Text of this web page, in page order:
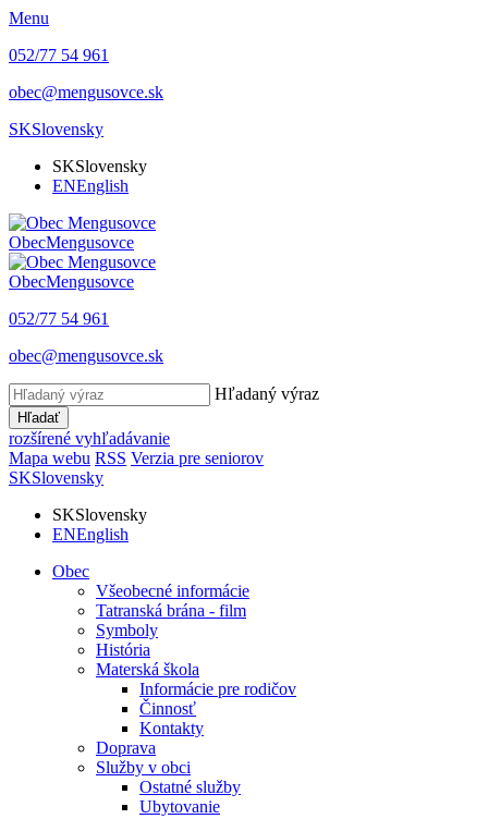
Menu
052/77 54 961
obec@mengusovce.sk
SKSlovensky
SKSlovensky
ENEnglish
ObecMengusovce
ObecMengusovce
052/77 54 961
obec@mengusovce.sk
Hľadaný výraz
Hľadať
rozšírené vyhľadávanie
Mapa webu RSS Verzia pre seniorov
SKSlovensky
SKSlovensky
ENEnglish
Obec
Všeobecné informácie
Tatranská brána - film
Symboly
História
Materská škola
Informácie pre rodičov
Činnosť
Kontakty
Doprava
Služby v obci
Ostatné služby
Ubytovanie